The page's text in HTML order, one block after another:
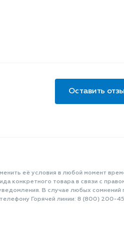
Оставить
её условия в любой момент
конкретного товара в связи с
В случае любых сомнений
Горячей линии: 8 (800) 200-